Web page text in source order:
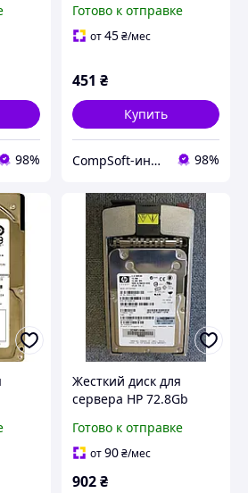
98%
32MB (DG072ABAB3)
2.5" SAS БУ
Готово к отправке
от45₴/мес
451 ₴
Купить
CompSoft-интернет магазин компьютерных комплектующих 98%
Жесткий диск для
сервера HP 72.8Gb
(BF07287B55) 3.5" SCSI
Готово к отправке
от90₴/мес
902₴